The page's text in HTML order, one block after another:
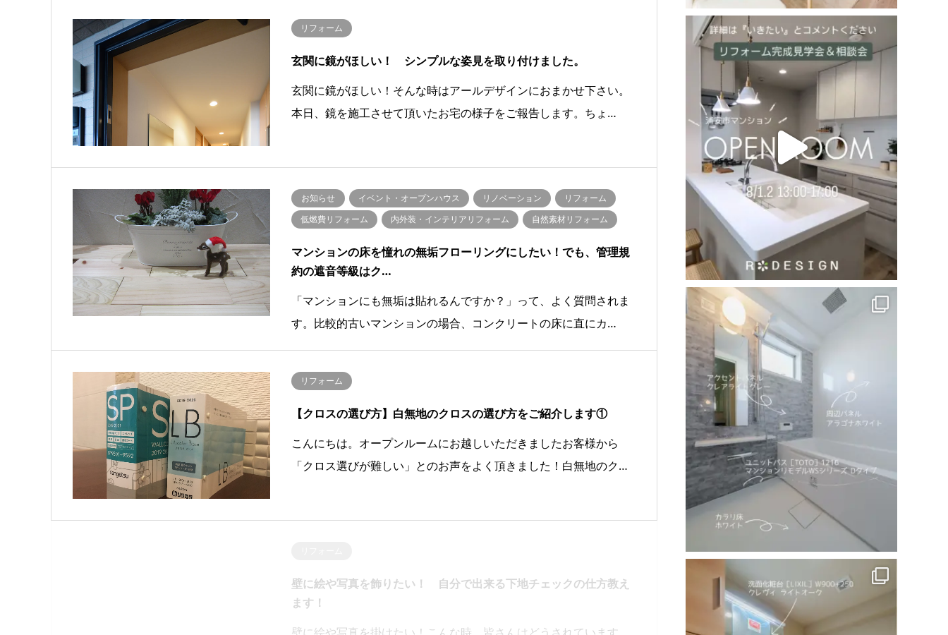
リフォーム
玄関に鏡がほしい！ シンプルな姿見を取り付けました。
玄関に鏡がほしい！そんな時はアールデザインにおまかせ下さい。
本日、鏡を施工させて頂いたお宅の様子をご報告します。ちょ…
お知らせ イベント・オープンハウス リノベーション
リフォーム
低燃費リフォーム
内外装・インテリアリフォーム 自然素材リフォーム
マンションの床を憧れの無垢フローリングにしたい！でも、管理規
約の遮音等級はク…
「マンションにも無垢は貼れるんですか？」って、よく質問されま
す。比較的古いマンションの場合、コンクリートの床に直にカ…
リフォーム
【クロスの選び方】白無地のクロスの選び方をご紹介します①
こんにちは。オープンルームにお越しいただきましたお客様から
「クロス選びが難しい」とのお声をよく頂きました！白無地のク…
壁に絵や写真を飾りたい！ 自分で出来る下地チェックの仕方教え
ます！